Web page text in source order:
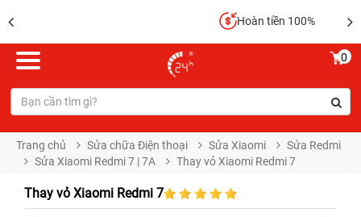
Hoàn tiền 100%
0
Trang chủ Sửa chữa Điện thoại Sửa Xiaomi
Sửa Redmi
Sửa Xiaomi Redmi 7 | 7A
Thay vỏ Xiaomi Redmi 7
Thay vỏ Xiaomi Redmi 7